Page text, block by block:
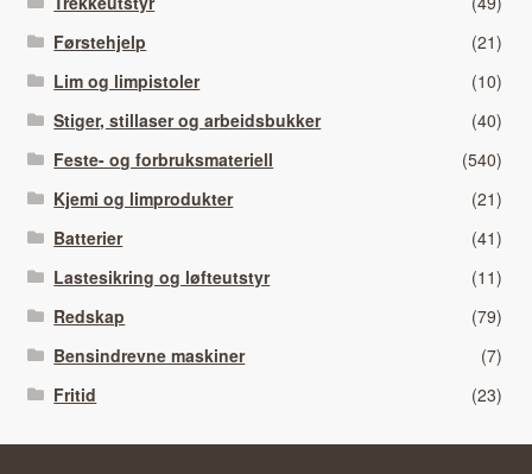
Førstehjelp
(21)
Lim og limpistoler
(10)
Stiger, stillaser og arbeidsbukker
(40)
Feste- og forbruksmateriell
(540)
Kjemi og limprodukter
(21)
Batterier
(41)
Lastesikring og løfteutstyr
(11)
Redskap
(79)
Bensindrevne maskiner
(7)
Fritid
(23)